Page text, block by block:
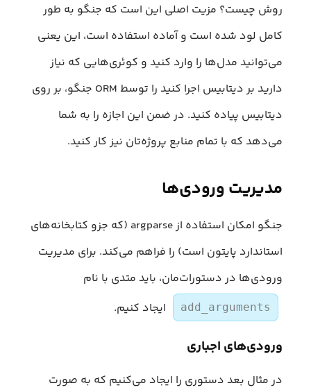
روش چیست؟ مزیت اصلی این است که جنگو به طور
کامل لود شده است و آماده استفاده است، این یعنی
می‌توانید مدل‌ها را وارد کنید و کوئری‌هایی که نیاز
دارید بر دیتابیس اجرا کنید را توسط ORM جنگو، بر روی
دیتابیس پیاده کنید. در ضمن این اجازه را به شما
می‌دهد که با تمام منابع پروژه‌تان نیز کار کنید.
مدیریت ورودی‌ها
جنگو امکان استفاده از argparse (که جزو کتابخانه‌های
استاندارد پایتون است) را فراهم می‌کند. برای مدیریت
ورودی‌ها در دستورات‌مان، باید متدی با نام
add_arguments ایجاد کنیم.
ورودی‌های اجباری
در مثال بعد دستوری را ایجاد می‌کنیم که به صورت